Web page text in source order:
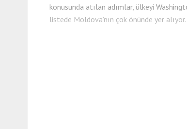
konusunda atılan adımlar, ülkeyi
listede Moldova’nın çok önünde yer alıyor.